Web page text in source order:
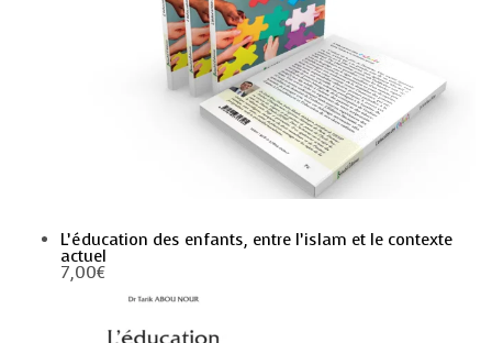
L’éducation des enfants, entre l’islam et le contexte
actuel
7,00€